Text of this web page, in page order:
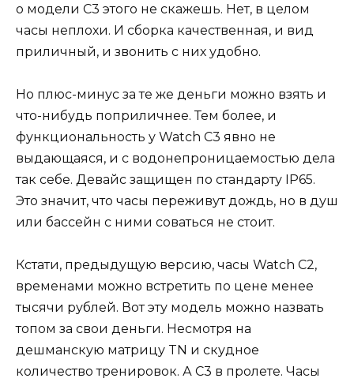
о модели С3 этого не скажешь. Нет, в целом
часы неплохи. И сборка качественная, и вид
приличный, и звонить с них удобно.
Но плюс-минус за те же деньги можно взять и
что-нибудь поприличнее. Тем более, и
функциональность у Watch C3 явно не
выдающаяся, и с водонепроницаемостью дела
так себе. Девайс защищен по стандарту IP65.
Это значит, что часы переживут дождь, но в душ
или бассейн с ними соваться не стоит.
Кстати, предыдущую версию, часы Watch C2,
временами можно встретить по цене менее
тысячи рублей. Вот эту модель можно назвать
топом за свои деньги. Несмотря на
дешманскую матрицу TN и скудное
количество тренировок. А С3 в пролете. Часы